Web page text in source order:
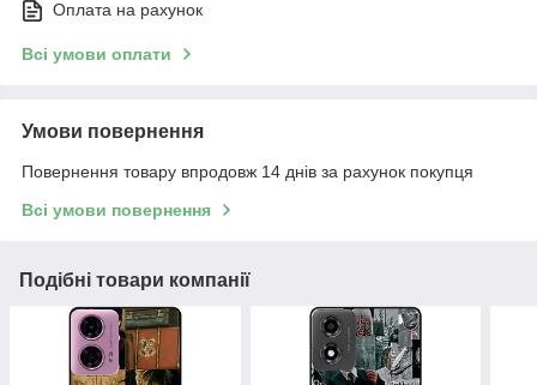
Оплата на рахунок
Всі умови оплати
Умови повернення
Повернення товару впродовж 14 днів за рахунок покупця
Всі умови повернення
Подібні товари компанії